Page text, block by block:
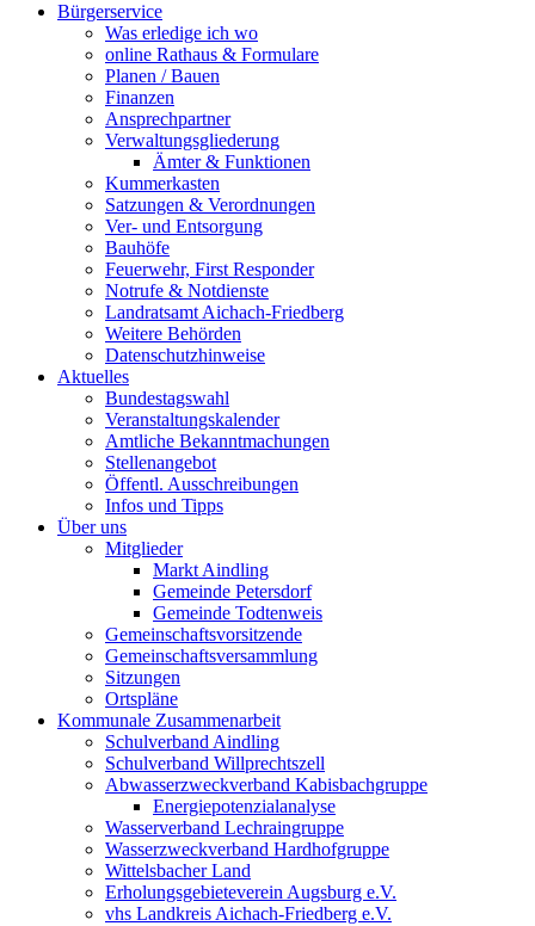
Bürgerservice
Was erledige ich wo
online Rathaus & Formulare
Planen / Bauen
Finanzen
Ansprechpartner
Verwaltungsgliederung
Ämter & Funktionen
Kummerkasten
Satzungen & Verordnungen
Ver- und Entsorgung
Bauhöfe
Feuerwehr, First Responder
Notrufe & Notdienste
Landratsamt Aichach-Friedberg
Weitere Behörden
Datenschutzhinweise
Aktuelles
Bundestagswahl
Veranstaltungskalender
Amtliche Bekanntmachungen
Stellenangebot
Öffentl. Ausschreibungen
Infos und Tipps
Über uns
Mitglieder
Markt Aindling
Gemeinde Petersdorf
Gemeinde Todtenweis
Gemeinschaftsvorsitzende
Gemeinschaftsversammlung
Sitzungen
Ortspläne
Kommunale Zusammenarbeit
Schulverband Aindling
Schulverband Willprechtszell
Abwasserzweckverband Kabisbachgruppe
Energiepotenzialanalyse
Wasserverband Lechraingruppe
Wasserzweckverband Hardhofgruppe
Wittelsbacher Land
Erholungsgebieteverein Augsburg e.V.
vhs Landkreis Aichach-Friedberg e.V.